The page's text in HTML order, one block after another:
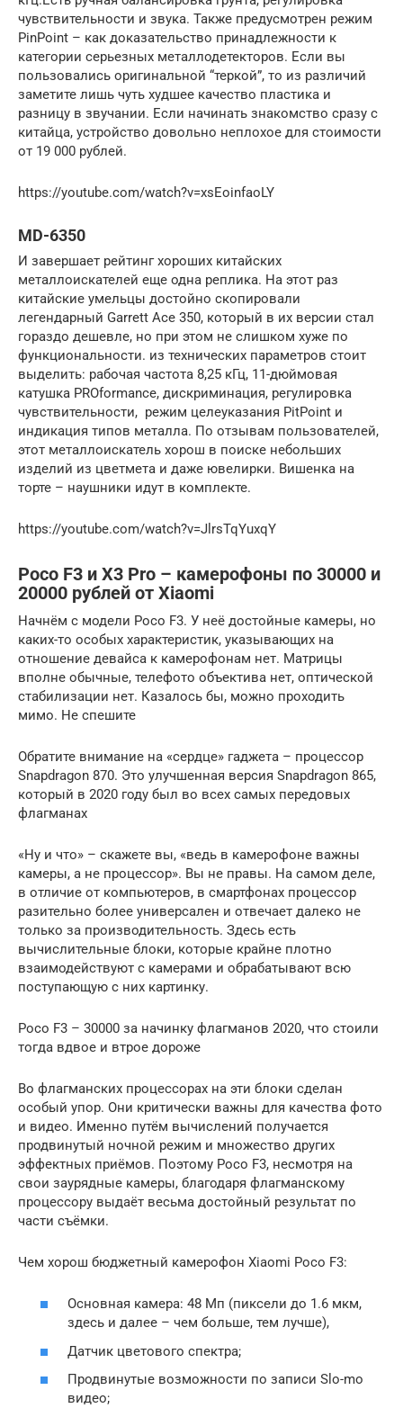
чувствительности и звука. Также предусмотрен режим
PinPoint – как доказательство принадлежности к
категории серьезных металлодетекторов. Если вы
пользовались оригинальной “теркой”, то из различий
заметите лишь чуть худшее качество пластика и
разницу в звучании. Если начинать знакомство сразу с
китайца, устройство довольно неплохое для стоимости
от 19 000 рублей.
https://youtube.com/watch?v=xsEoinfaoLY
MD-6350
И завершает рейтинг хороших китайских
металлоискателей еще одна реплика. На этот раз
китайские умельцы достойно скопировали
легендарный Garrett Ace 350, который в их версии стал
гораздо дешевле, но при этом не слишком хуже по
функциональности. из технических параметров стоит
выделить: рабочая частота 8,25 кГц, 11-дюймовая
катушка PROformance, дискриминация, регулировка
чувствительности, режим целеуказания PitPoint и
индикация типов металла. По отзывам пользователей,
этот металлоискатель хорош в поиске небольших
изделий из цветмета и даже ювелирки. Вишенка на
торте – наушники идут в комплекте.
https://youtube.com/watch?v=JlrsTqYuxqY
Poco F3 и X3 Pro – камерофоны по 30000 и
20000 рублей от Xiaomi
Начнём с модели Poco F3. У неё достойные камеры, но
каких-то особых характеристик, указывающих на
отношение девайса к камерофонам нет. Матрицы
вполне обычные, телефото объектива нет, оптической
стабилизации нет. Казалось бы, можно проходить
мимо. Не спешите
Обратите внимание на «сердце» гаджета – процессор
Snapdragon 870. Это улучшенная версия Snapdragon 865,
который в 2020 году был во всех самых передовых
флагманах
«Ну и что» – скажете вы, «ведь в камерофоне важны
камеры, а не процессор». Вы не правы. На самом деле,
в отличие от компьютеров, в смартфонах процессор
разительно более универсален и отвечает далеко не
только за производительность. Здесь есть
вычислительные блоки, которые крайне плотно
взаимодействуют с камерами и обрабатывают всю
поступающую с них картинку.
Poco F3 – 30000 за начинку флагманов 2020, что стоили
тогда вдвое и втрое дороже
Во флагманских процессорах на эти блоки сделан
особый упор. Они критически важны для качества фото
и видео. Именно путём вычислений получается
продвинутый ночной режим и множество других
эффектных приёмов. Поэтому Poco F3, несмотря на
свои заурядные камеры, благодаря флагманскому
процессору выдаёт весьма достойный результат по
части съёмки.
Чем хорош бюджетный камерофон Xiaomi Poco F3:
Основная камера: 48 Мп (пиксели до 1.6 мкм,
здесь и далее – чем больше, тем лучше),
Датчик цветового спектра;
Продвинутые возможности по записи Slo-mo
видео;